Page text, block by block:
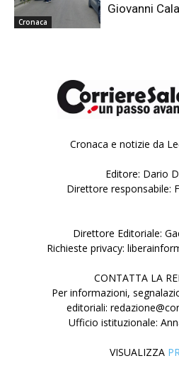
Cronaca
Giovanni
Cronaca e notizie da
Editore: Dario
Direttore responsabile:
Direttore Editoriale:
Richieste privacy:
CONTATTA LA
Per informazioni,
editoriali:
Ufficio istituzionale:
VISUALIZZA